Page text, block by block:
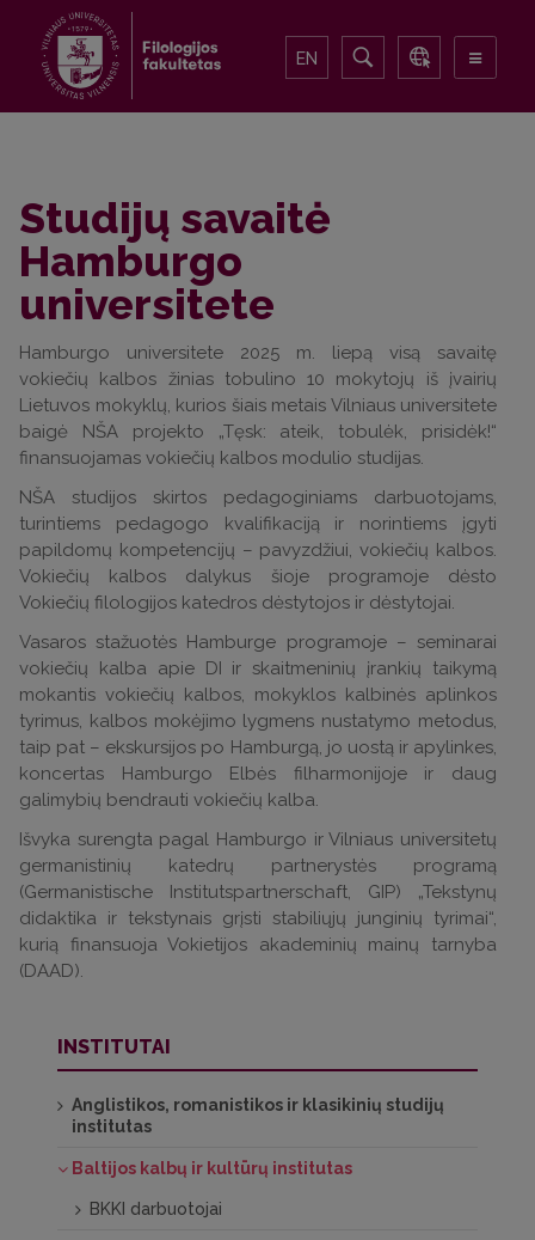
EN
Studijų savaitė
Hamburgo
universitete
Hamburgo universitete 2025 m. liepą visą savaitę
vokiečių kalbos žinias tobulino 10 mokytojų iš įvairių
Lietuvos mokyklų, kurios šiais metais Vilniaus universitete
baigė NŠA projekto „Tęsk: ateik, tobulėk, prisidėk!“
finansuojamas vokiečių kalbos modulio studijas.
NŠA studijos skirtos pedagoginiams darbuotojams,
turintiems pedagogo kvalifikaciją ir norintiems įgyti
papildomų kompetencijų – pavyzdžiui, vokiečių kalbos.
Vokiečių kalbos dalykus šioje programoje dėsto
Vokiečių filologijos katedros dėstytojos ir dėstytojai.
Vasaros stažuotės Hamburge programoje – seminarai
vokiečių kalba apie DI ir skaitmeninių įrankių taikymą
mokantis vokiečių kalbos, mokyklos kalbinės aplinkos
tyrimus, kalbos mokėjimo lygmens nustatymo metodus,
taip pat – ekskursijos po Hamburgą, jo uostą ir apylinkes,
koncertas Hamburgo Elbės filharmonijoje ir daug
galimybių bendrauti vokiečių kalba.
Išvyka surengta pagal Hamburgo ir Vilniaus universitetų
germanistinių katedrų partnerystės programą
(Germanistische Institutspartnerschaft, GIP) „Tekstynų
didaktika ir tekstynais grįsti stabiliųjų junginių tyrimai“,
kurią finansuoja Vokietijos akademinių mainų tarnyba
(DAAD).
INSTITUTAI
Anglistikos, romanistikos ir klasikinių studijų
institutas
Baltijos kalbų ir kultūrų institutas
BKKI darbuotojai